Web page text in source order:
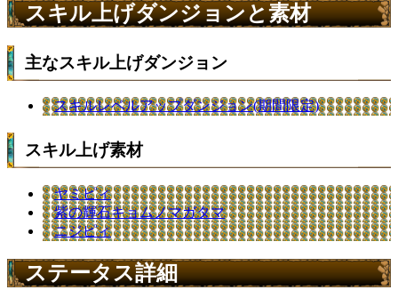
スキル上げダンジョンと素材
主なスキル上げダンジョン
スキルレベルアップダンジョン(期間限定)
スキル上げ素材
ヤミピィ
紫の輝石キョムノマガタマ
ニジピィ
ステータス詳細